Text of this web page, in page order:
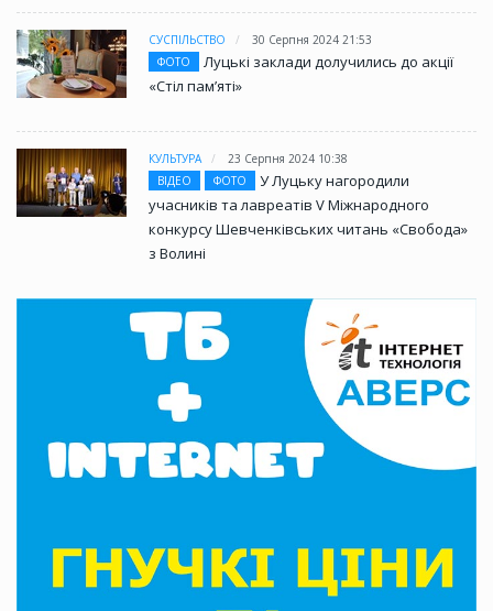
СУСПІЛЬСТВО
30 Серпня 2024 21:53
ФОТО
Луцькі заклади долучились до акції
«Стіл памʼяті»
КУЛЬТУРА
23 Серпня 2024 10:38
ВІДЕО
ФОТО
У Луцьку нагородили
учасників та лавреатів V Міжнародного
конкурсу Шевченківських читань «Свобода»
з Волині